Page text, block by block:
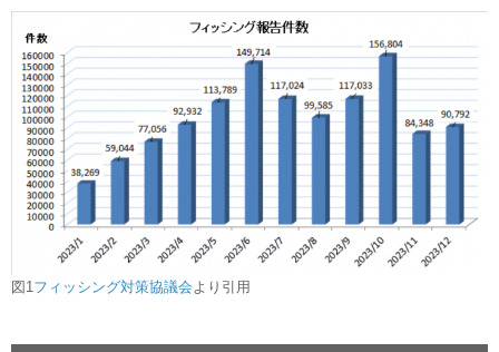
図1 フィッシング対策協議会 より引用